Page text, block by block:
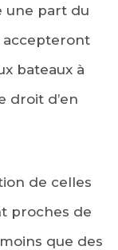
une part du
accepteront
bateaux à
droit d’en
de celles
proches de
que des